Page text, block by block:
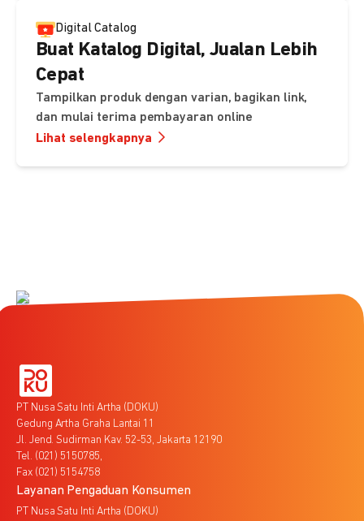
Digital Catalog
Buat Katalog Digital, Jualan Lebih
Cepat
Tampilkan produk dengan varian, bagikan link,
dan mulai terima pembayaran online
Lihat selengkapnya
PT Nusa Satu Inti Artha (DOKU)
Gedung Artha Graha Lantai 11
Jl. Jend. Sudirman Kav. 52-53, Jakarta 12190
Tel. (021) 5150785,
Fax (021) 5154758
Layanan Pengaduan Konsumen
PT Nusa Satu Inti Artha (DOKU)